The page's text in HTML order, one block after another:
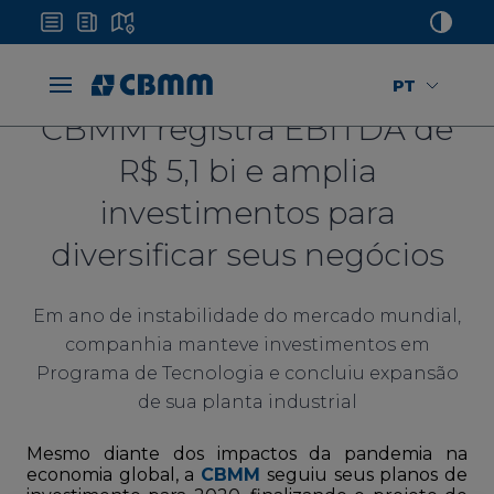
PT
CBMM registra EBITDA de
R$ 5,1 bi e amplia
investimentos para
diversificar seus negócios
Em ano de instabilidade do mercado mundial,
companhia manteve investimentos em
Programa de Tecnologia e concluiu expansão
de sua planta industrial
Mesmo diante dos impactos da pandemia na
economia global, a CBMMseguiu seus planos de